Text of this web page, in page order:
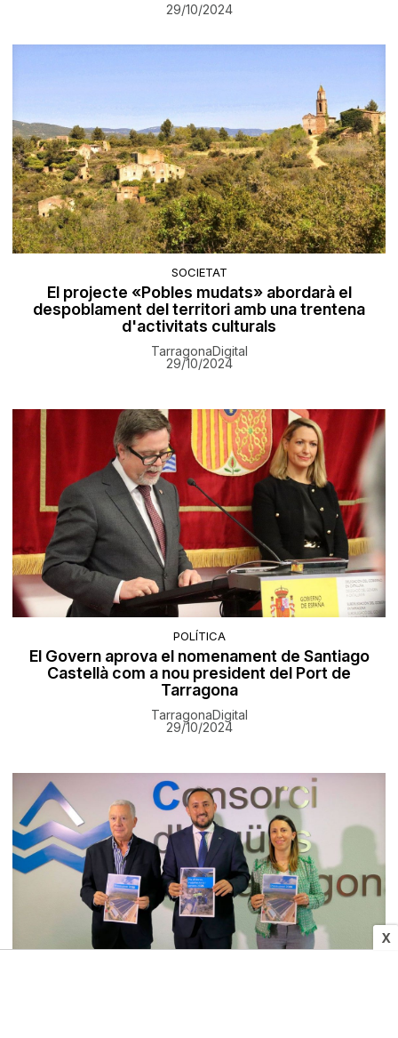
X
29/10/2024
SOCIETAT
El projecte «Pobles mudats» abordarà el
despoblament del territori amb una trentena
d'activitats culturals
TarragonaDigital
29/10/2024
POLÍTICA
El Govern aprova el nomenament de Santiago
Castellà com a nou president del Port de
Tarragona
TarragonaDigital
29/10/2024